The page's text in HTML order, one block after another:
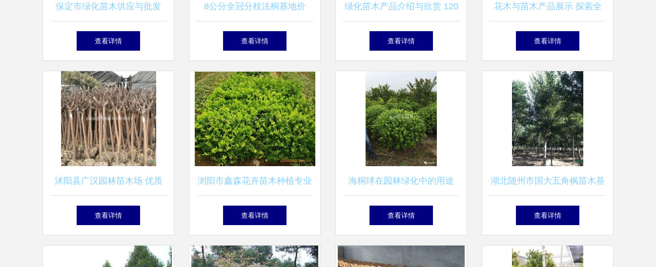
保定市绿化苗木供应与批发
厂家直供，构筑生态绿城
查看详情
8公分全冠分枝法桐基地价
格、厂家信息与苗木图片介绍
查看详情
绿化苗木产品介绍与欣赏 120
苗木图片信息详解
查看详情
花木与苗木产品展示 探索全
球花木网的精彩世界
查看详情
沭阳县广汉园林苗木场 优质
苗木的绿色产业基地
查看详情
浏阳市鑫森花卉苗木种植专业
合作社绿化苗木产品列表
查看详情
海桐球在园林绿化中的用途
查看详情
湖北随州市国大五角枫苗木基
地 优质苗木的培育与价值
查看详情